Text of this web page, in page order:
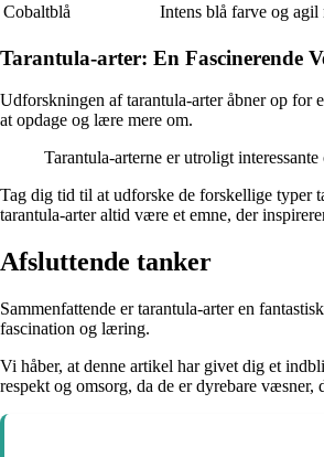
Cobaltblå
Intens blå farve og agil
Tarantula-arter: En Fascinerende
Udforskningen af tarantula-arter åbner op for
at opdage og lære mere om.
Tarantula-arterne er utroligt
Tag dig tid til at udforske de forskellige typer
tarantula-arter altid være et emne, der
Afsluttende tanker
Sammenfattende er tarantula-arter en
fascination og læring.
Vi håber, at denne artikel har givet dig et
respekt og omsorg, da de er dyrebare væsner,